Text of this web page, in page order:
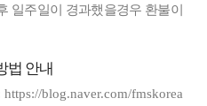
일주일이 경과했을경우 환불이
법 안내
https://blog.naver.com/fmskorea